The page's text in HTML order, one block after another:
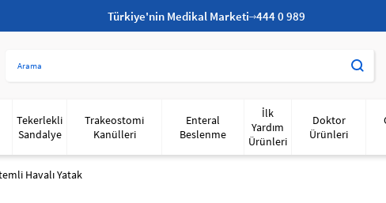
Türkiye'nin Medikal Marketi 444 0 989
Tekerlekli
Sandalye
Trakeostomi
Kanülleri
Enteral
Beslenme
İlk
Yardım
Ürünleri
Doktor
Ürünleri
Havalı Yatak